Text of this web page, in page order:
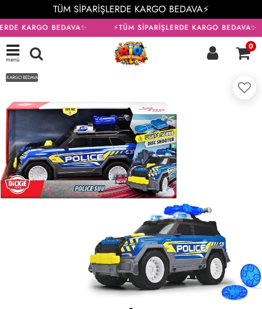
TÜM SİPARİŞLERDE KARGO BEDAVA⚡
KARGO BEDAVA✨ ⚡TÜM SİPARİŞLERDE KARGO BEDAVA✨
menü
0
KARGO BEDAVA